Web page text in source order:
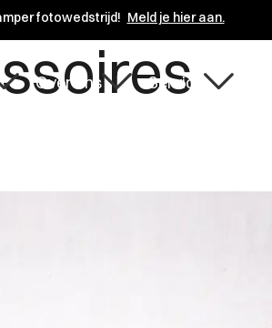
de maandagen 3 en 10 augustus gesloten.
Over ons Service